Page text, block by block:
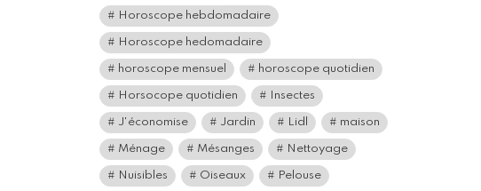
Horoscope hebdomadaire
Horoscope hedomadaire
horoscope mensuel horoscope quotidien
Horsocope quotidien Insectes
J'économise Jardin Lidl maison
Ménage Mésanges Nettoyage
Nuisibles Oiseaux Pelouse